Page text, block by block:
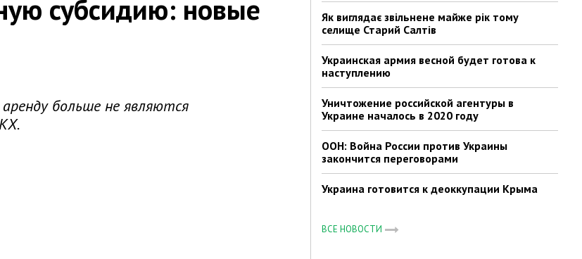
субсидию: новые
больше не являются
Як виглядає звільнене майже рік тому
селище Старий Салтів
Украинская армия весной будет готова к
наступлению
Уничтожение российской агентуры в
Украине началось в 2020 году
ООН: Война России против Украины
закончится переговорами
Украина готовится к деоккупации Крыма
ВСЕ НОВОСТИ